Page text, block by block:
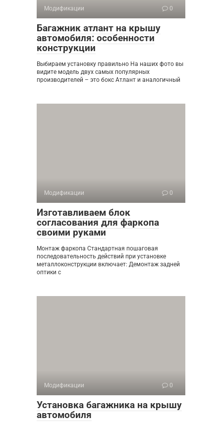
Модификации 0
Багажник атлант на крышу
автомобиля: особенности
конструкции
Выбираем установку правильно На наших фото вы
видите модель двух самых популярных
производителей – это бокс Атлант и аналогичный
Модификации 0
Изготавливаем блок
согласования для фаркопа
своими руками
Монтаж фаркопа Стандартная пошаговая
последовательность действий при установке
металлоконструкции включает: Демонтаж задней
оптики с
Модификации 0
Установка багажника на крышу
автомобиля